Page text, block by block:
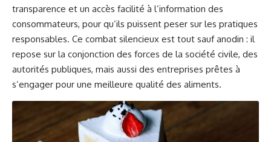
transparence et un accès facilité à l’information des
consommateurs, pour qu’ils puissent peser sur les pratiques
responsables. Ce combat silencieux est tout sauf anodin : il
repose sur la conjonction des forces de la société civile, des
autorités publiques, mais aussi des entreprises prêtes à
s’engager pour une meilleure qualité des aliments.